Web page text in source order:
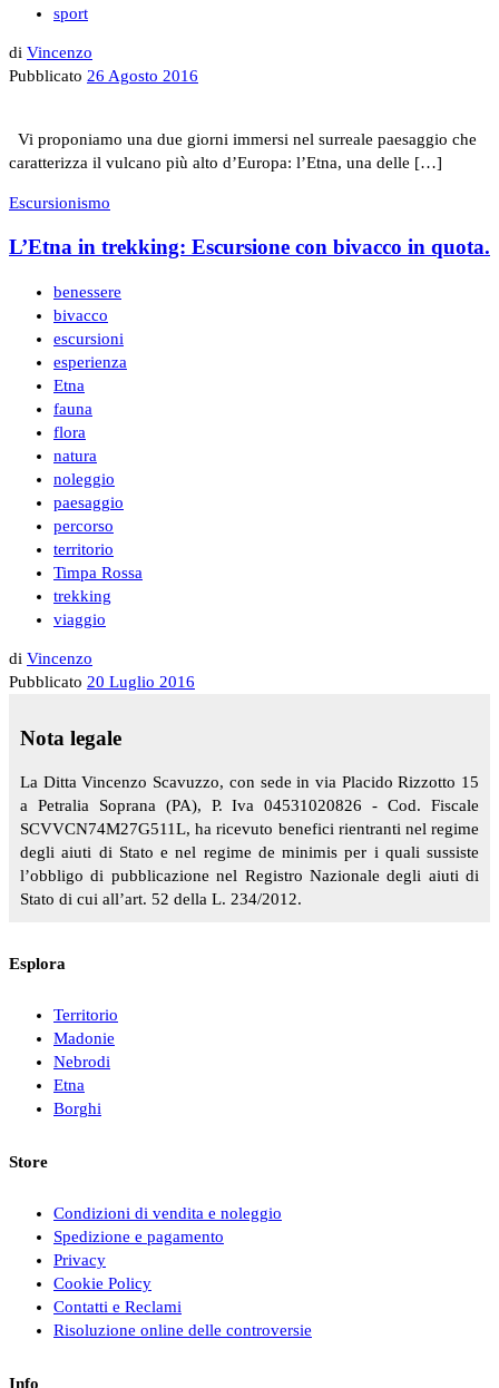
sport
di Vincenzo
Pubblicato 26 Agosto 2016
Vi proponiamo una due giorni immersi nel surreale paesaggio che
caratterizza il vulcano più alto d’Europa: l’Etna, una delle […]
Escursionismo
L’Etna in trekking: Escursione con bivacco in quota.
benessere
bivacco
escursioni
esperienza
Etna
fauna
flora
natura
noleggio
paesaggio
percorso
territorio
Timpa Rossa
trekking
viaggio
di Vincenzo
Pubblicato 20 Luglio 2016
Nota legale
La Ditta Vincenzo Scavuzzo, con sede in via Placido Rizzotto 15
a Petralia Soprana (PA), P. Iva 04531020826 - Cod. Fiscale
SCVVCN74M27G511L, ha ricevuto benefici rientranti nel regime
degli aiuti di Stato e nel regime de minimis per i quali sussiste
l’obbligo di pubblicazione nel Registro Nazionale degli aiuti di
Stato di cui all’art. 52 della L. 234/2012.
Esplora
Territorio
Madonie
Nebrodi
Etna
Borghi
Store
Condizioni di vendita e noleggio
Spedizione e pagamento
Privacy
Cookie Policy
Contatti e Reclami
Risoluzione online delle controversie
Info